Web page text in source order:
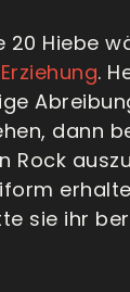
20 Hiebe
Erziehung.
dann
Rock
sie ihr